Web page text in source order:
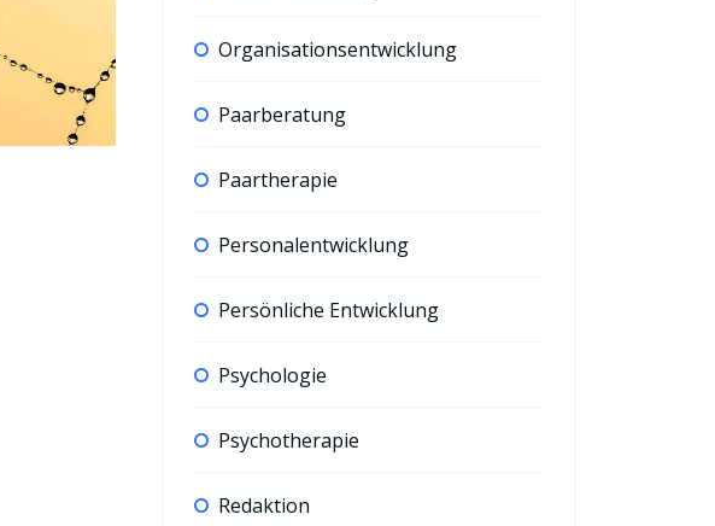
Organisationsentwicklung
Paarberatung
Paartherapie
Personalentwicklung
Persönliche Entwicklung
Psychologie
Psychotherapie
Redaktion